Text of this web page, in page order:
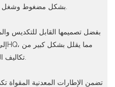
بفضل تصميمها القابل للتكديس
تكاليف الخدمات اللوجستية للطلبات الكبيرة.